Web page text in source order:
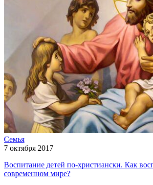
Семья
7 октября 2017
Воспитание детей по-христиански. Как
современном мире?